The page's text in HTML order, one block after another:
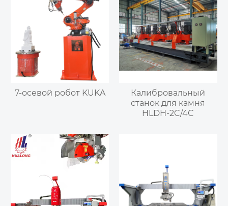
7-осевой робот KUKA
Калибровальный
станок для камня
HLDH-2C/4C